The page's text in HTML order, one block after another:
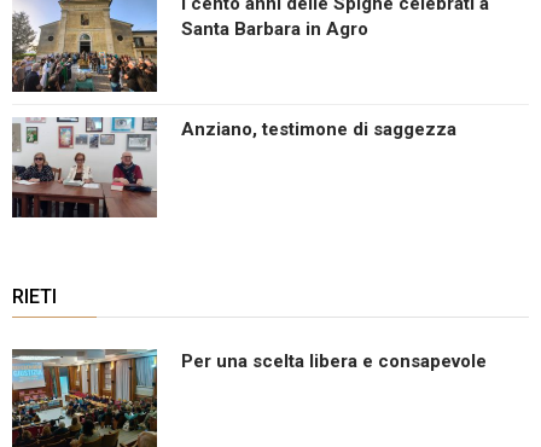
Santa Barbara in Agro
Anziano, testimone di saggezza
RIETI
Per una scelta libera e consapevole